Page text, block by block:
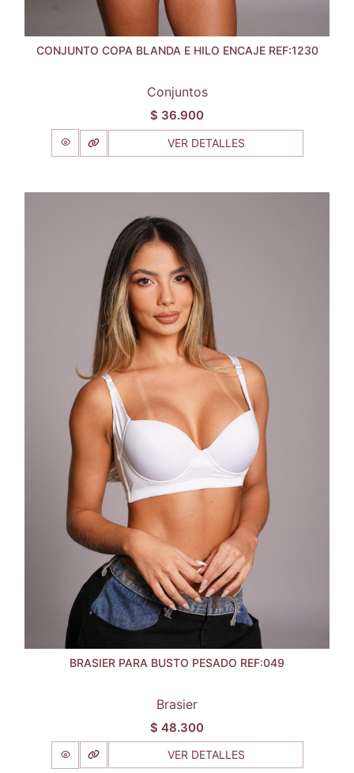
CONJUNTO COPA BLANDA E HILO ENCAJE REF:1230
Conjuntos
$ 36.900
VER DETALLES
BRASIER PARA BUSTO PESADO REF:049
Brasier
$ 48.300
VER DETALLES